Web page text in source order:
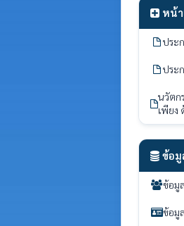
หน้
ประ
ประ
นวัตก
เพียง
ข้อ
ข้อมู
ข้อมู